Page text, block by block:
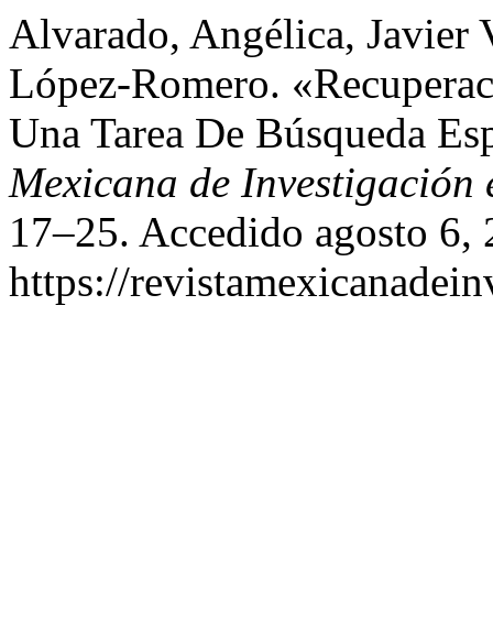
Alvarado, Angélica,
López-Romero.
Una Tarea De Búsqueda
Mexicana de Investigación
17–25. Accedido agosto 6,
https://